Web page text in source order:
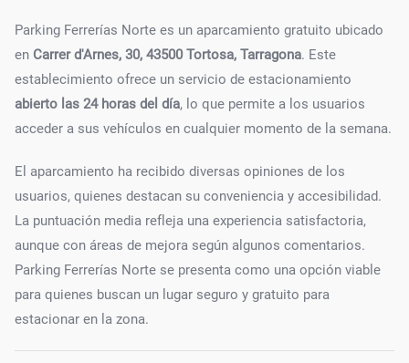
Parking Ferrerías Norte es un aparcamiento gratuito ubicado
en Carrer d'Arnes, 30, 43500 Tortosa, Tarragona. Este
establecimiento ofrece un servicio de estacionamiento
abierto las 24 horas del día, lo que permite a los usuarios
acceder a sus vehículos en cualquier momento de la semana.
El aparcamiento ha recibido diversas opiniones de los
usuarios, quienes destacan su conveniencia y accesibilidad.
La puntuación media refleja una experiencia satisfactoria,
aunque con áreas de mejora según algunos comentarios.
Parking Ferrerías Norte se presenta como una opción viable
para quienes buscan un lugar seguro y gratuito para
estacionar en la zona.